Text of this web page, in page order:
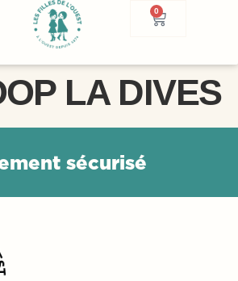
0
LA DIVES
ment sécurisé